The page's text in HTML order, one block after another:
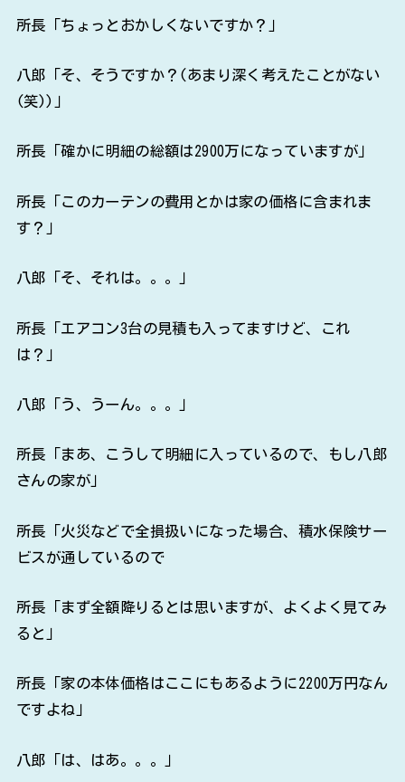
所長「ちょっとおかしくないですか？」
八郎「そ、そうですか？(あまり深く考えたことがない
(笑))」
所長「確かに明細の総額は2900万になっていますが」
所長「このカーテンの費用とかは家の価格に含まれま
す？」
八郎「そ、それは。。。」
所長「エアコン3台の見積も入ってますけど、これ
は？」
八郎「う、うーん。。。」
所長「まあ、こうして明細に入っているので、もし八郎
さんの家が」
所長「火災などで全損扱いになった場合、積水保険サー
ビスが通しているので
所長「まず全額降りるとは思いますが、よくよく見てみ
ると」
所長「家の本体価格はここにもあるように2200万円なん
ですよね」
八郎「は、はあ。。。」